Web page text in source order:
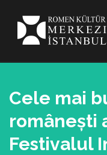
Cele mai
românești
Festivalul